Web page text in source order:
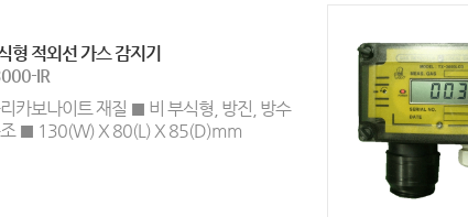
형 적외선 가스 감지기
IR
카보나이트 재질 ■ 비 부식형, 방진, 방수
조 ■ 130(W) X 80(L) X 85(D)mm